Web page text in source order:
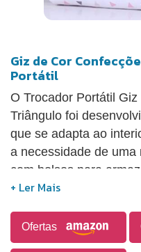
Giz de Cor
Portátil
O Trocador Portátil
Triângulo foi
que se adapta ao
a necessidade de
com bolsos para
pomadas, possuindo
algodão, além de ser
100% poliuretano.
Ofertas